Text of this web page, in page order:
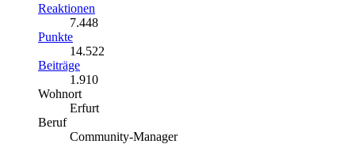
Reaktionen
7.448
Punkte
14.522
Beiträge
1.910
Wohnort
Erfurt
Beruf
Community-Manager